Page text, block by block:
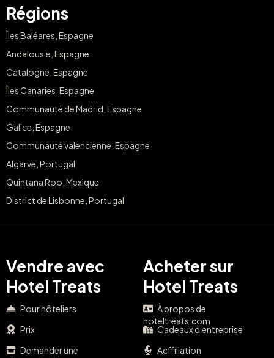
Régions
Îles Baléares, Espagne
Andalousie, Espagne
Catalogne, Espagne
Îles Canaries, Espagne
Communauté de Madrid, Espagne
Galice, Espagne
Communauté valencienne, Espagne
Algarve, Portugal
Quintana Roo, Mexique
District de Lisbonne, Portugal
Vendre avec
Hotel Treats
Pour hôteliers
Prix
Demander une
Acheter sur
Hotel Treats
À propos de
hoteltreats.com
Cadeaux d'entreprise
Acffiliation